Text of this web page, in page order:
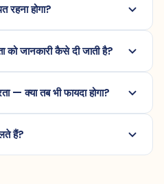
रहना होगा?
को जानकारी कैसे दी जाती है?
— क्या तब भी फायदा होगा?
हैं?